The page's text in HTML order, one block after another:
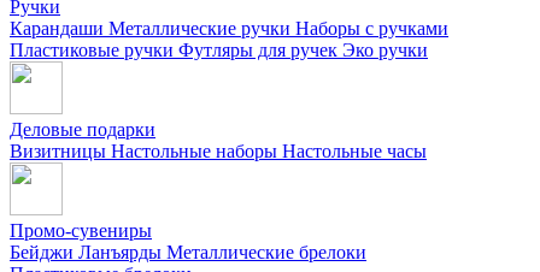
Ручки
Карандаши Металлические ручки Наборы с ручками
Пластиковые ручки Футляры для ручек Эко ручки
Деловые подарки
Визитницы Настольные наборы Настольные часы
Промо-сувениры
Бейджи Ланъярды Металлические брелоки